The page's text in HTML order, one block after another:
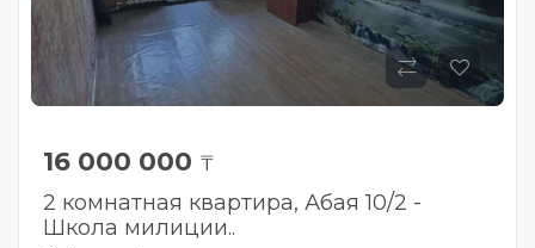
16 000 000 ₸
2 комнатная квартира, Абая 10/2 -
Школа милиции..